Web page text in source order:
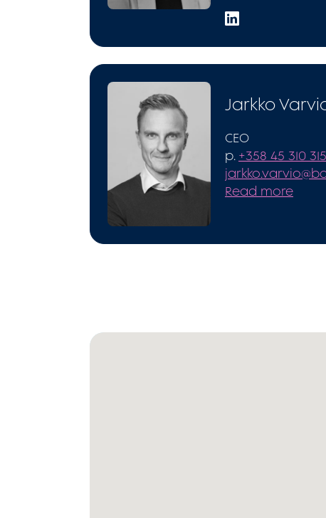
Jarkko
CEO
p. +358 45 310
Read more